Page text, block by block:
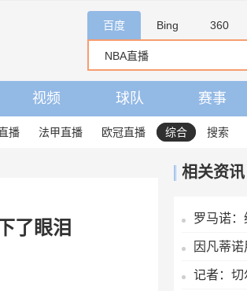
百度 Bing 360
视频 球队 赛事
播 法甲直播 欧冠直播 综合 搜索
了眼泪
相关资讯